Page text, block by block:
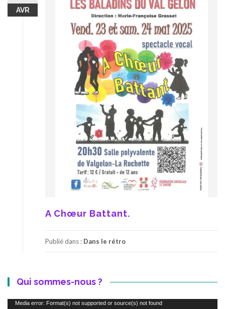
AVR
A Chœur Battant.
Publié dans : Dans le rétro
Qui sommes-nous ?
Lecteur
Media error: Format(s) not supported or source(s) not found